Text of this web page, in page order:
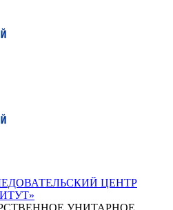
ЦЕНТР
УНИТАРНОЕ